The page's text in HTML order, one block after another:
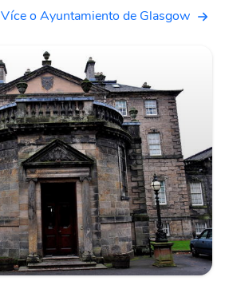
Více o Ayuntamiento de Glasgow